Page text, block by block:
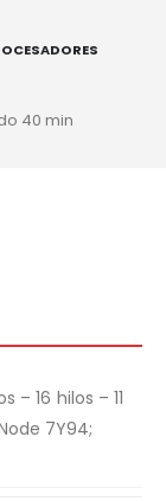
40 min
– 16 hilos – 11
7Y94;